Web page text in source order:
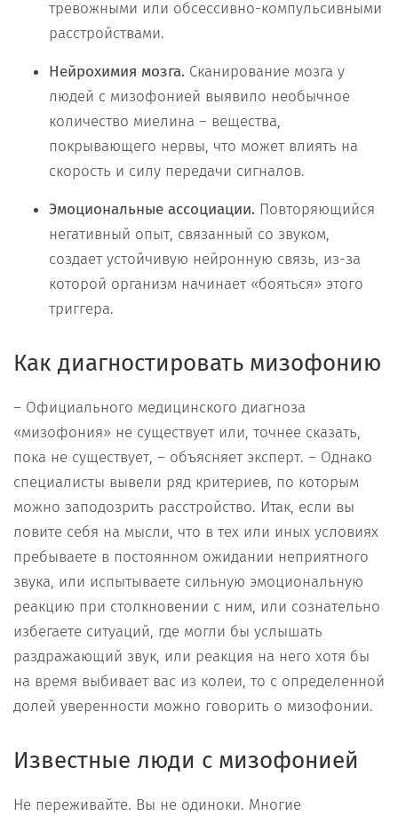
тревожными или обсессивно-компульсивными
расстройствами.
Нейрохимия мозга. Сканирование мозга у
людей с мизофонией выявило необычное
количество миелина – вещества,
покрывающего нервы, что может влиять на
скорость и силу передачи сигналов.
Эмоциональные ассоциации. Повторяющийся
негативный опыт, связанный со звуком,
создает устойчивую нейронную связь, из-за
которой организм начинает «бояться» этого
триггера.
Как диагностировать мизофонию
– Официального медицинского диагноза
«мизофония» не существует или, точнее сказать,
пока не существует, – объясняет эксперт. – Однако
специалисты вывели ряд критериев, по которым
можно заподозрить расстройство. Итак, если вы
ловите себя на мысли, что в тех или иных условиях
пребываете в постоянном ожидании неприятного
звука, или испытываете сильную эмоциональную
реакцию при столкновении с ним, или сознательно
избегаете ситуаций, где могли бы услышать
раздражающий звук, или реакция на него хотя бы
на время выбивает вас из колеи, то с определенной
долей уверенности можно говорить о мизофонии.
Известные люди с мизофонией
Не переживайте. Вы не одиноки. Многие